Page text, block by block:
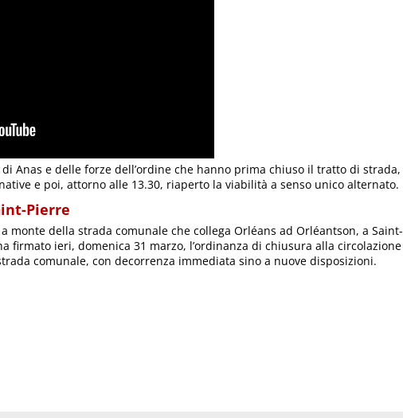
Anas e delle forze dell’ordine che hanno prima chiuso il tratto di strada,
e poi, attorno alle 13.30, riaperto la viabilità a senso unico alternato.
Pierre
monte della strada comunale che collega Orléans ad Orléantson, a Saint-
firmato ieri, domenica 31 marzo, l’ordinanza di chiusura alla circolazione
comunale, con decorrenza immediata sino a nuove disposizioni.